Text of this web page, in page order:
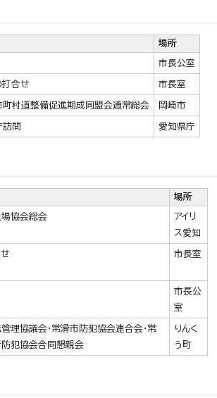
場所
市長公室
打合せ 市長室
町村道整備促進期成同盟会通常総会 岡崎市
訪問 愛知県庁
場所
協会総会
アイリ
ス愛知
市長室
市長公
室
理協議会・常滑市防犯協会連合会・常
犯協会合同懇親会
りんく
う町